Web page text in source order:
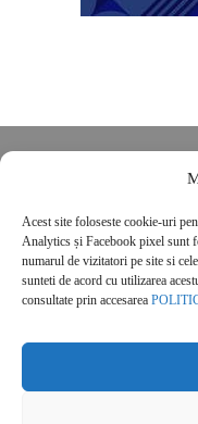
Acest site foloseste cookie-uri
Analytics și Facebook pixel sunt
numarul de vizitatori pe site si
sunteti de acord cu utilizarea
consultate prin accesarea
POLITICĂ DE
Politica de cookies
© 2026 Real Estate